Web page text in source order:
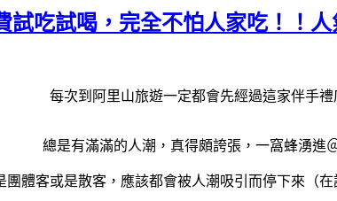
吃試喝，完全不怕人家吃！！
每次到阿里山旅遊一定都會先經過這家伴手禮
總是有滿滿的人潮，真得頗誇張，一窩蜂湧進
團體客或是散客，應該都會被人潮吸引而停下來（在